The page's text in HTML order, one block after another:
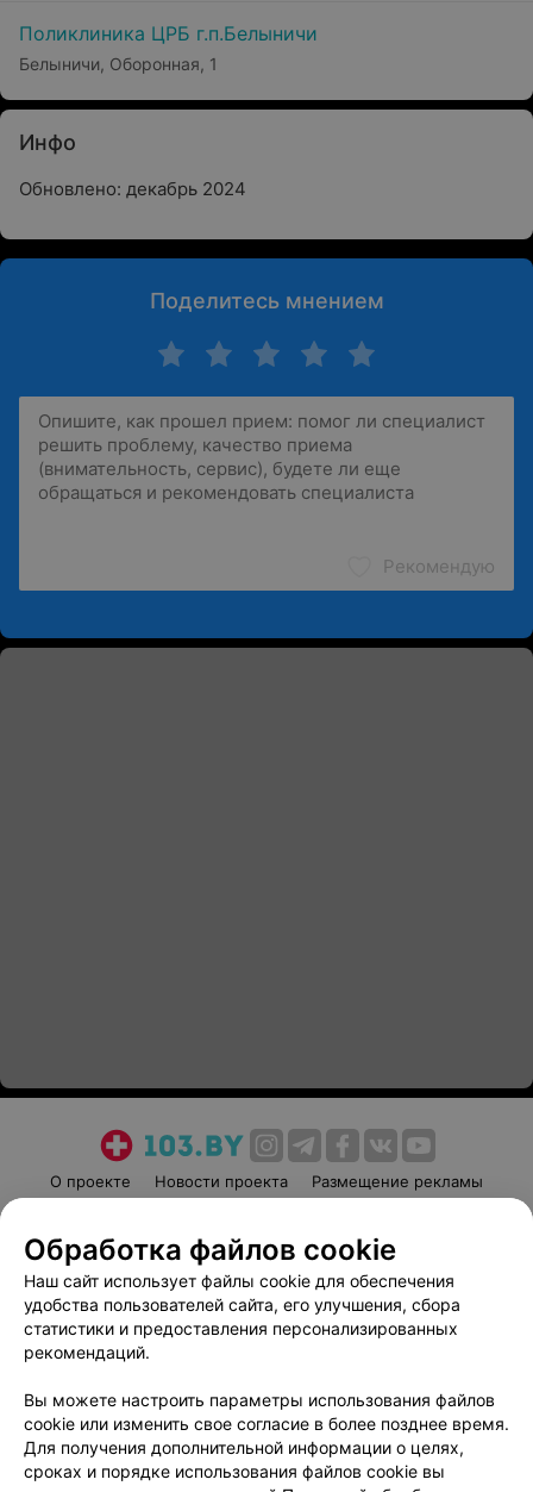
Поликлиника ЦРБ г.п.Белыничи
Белыничи, Оборонная, 1
Инфо
Обновлено: декабрь 2024
Поделитесь мнением
Рекомендую
О проекте Новости проекта
Размещение рекламы
Пользовательское соглашение
Способы оплаты
Вакансии
Партнеры
Написать руководителю 103.by
Обработка персональных данных
Обработка файлов cookie
Наш сайт использует файлы cookie для обеспечения
удобства пользователей сайта, его улучшения, сбора
статистики и предоставления персонализированных
рекомендаций.
Вы можете настроить параметры использования файлов
cookie или изменить свое согласие в более позднее время.
Для получения дополнительной информации о целях,
сроках и порядке использования файлов cookie вы